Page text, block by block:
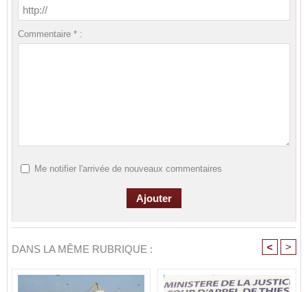
Commentaire * :
Me notifier l'arrivée de nouveaux commentaires
DANS LA MÊME RUBRIQUE : < >